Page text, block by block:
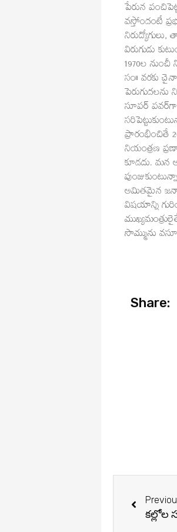
పేరున
వస్తోందంటే
విరుగుడు
1970ల
సం॥ వరకు
పెరుగుదలను
సూపర్‌
ప్రారంభించితే
నియంత్రణ
కూడదు. మన
అమితమైన జనాభా
విషయాన్ని
సొమ్మును
Share: